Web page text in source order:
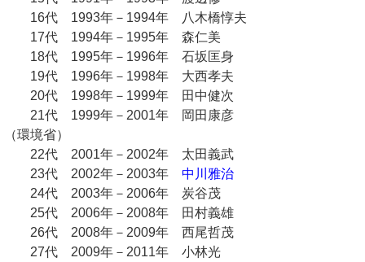
16代 1993年－1994年 八木橋惇夫
17代 1994年－1995年 森仁美
18代 1995年－1996年 石坂匡身
19代 1996年－1998年 大西孝夫
20代 1998年－1999年 田中健次
21代 1999年－2001年 岡田康彦
（環境省）
22代 2001年－2002年 太田義武
23代 2002年－2003年 中川雅治
24代 2003年－2006年 炭谷茂
25代 2006年－2008年 田村義雄
26代 2008年－2009年 西尾哲茂
27代 2009年－2011年 小林光